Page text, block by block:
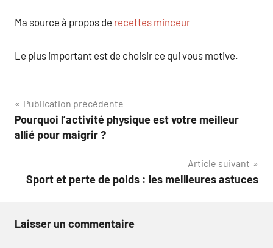
Ma source à propos de recettes minceur
Le plus important est de choisir ce qui vous motive.
Navigation
de
Publication précédente
Pourquoi l’activité physique est votre meilleur
allié pour maigrir ?
Article suivant
Sport et perte de poids : les meilleures astuces
Laisser un commentaire